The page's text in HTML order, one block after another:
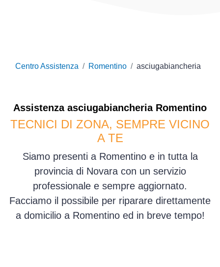
Centro Assistenza Romentino asciugabiancheria
Assistenza asciugabiancheriaRomentino
TECNICI DI ZONA, SEMPRE VICINO
A TE
Siamo presenti a Romentino e in tutta la
provincia di Novara con un servizio
professionale e sempre aggiornato.
Facciamo il possibile per riparare direttamente
a domicilio a Romentino ed in breve tempo!